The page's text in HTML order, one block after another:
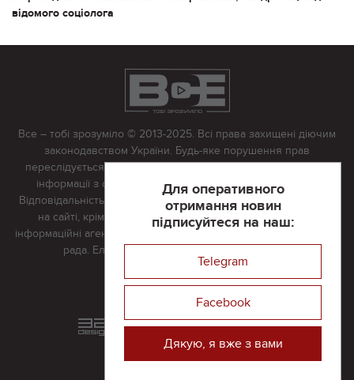
відомого соціолога
Для оперативного
отримання новин
підписуйтеся на наш:
Telegram
Facebook
Дякую, я вже з вами
Все – тобі зрозуміло © 2013-2025. Всі права захищені діючим
законодавством України. Будь-яке порушення прав
переслідується в судовому порядку. Будь-яке відтворення
інформації з сайту тільки з письмово дозволу редакції.
Відповідальність за достовірність усіх матеріалів, розміщених
на сайті, крім матеріалів, які містять посилання на інші
інформаційні агентства або інтернет-видання, несе редакційна
рада. Електронна пошта:
Реклама на сайті
Розроблений та підтримується